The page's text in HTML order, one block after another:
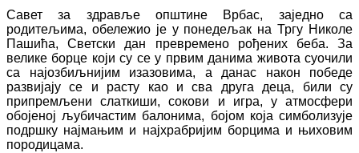
Савет за здравље општине Врбас, заједно са
родитељима, обележио је у понедељак на Тргу Николе
Пашића, Светски дан превремено рођених беба. За
велике борце који су се у првим данима живота суочили
са најозбиљнијим изазовима, а данас након победе
развијају се и расту као и сва друга деца, били су
припремљени слаткиши, сокови и игра, у атмосфери
обојеној љубичастим балонима, бојом која симболизује
подршку најмањим и најхрабријим борцима и њиховим
породицама.